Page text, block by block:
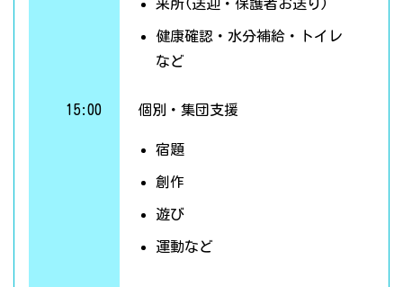
来所(送迎・保護者お送り)
健康確認・水分補給・トイレ
など
15:00 個別・集団支援
宿題
創作
遊び
運動など